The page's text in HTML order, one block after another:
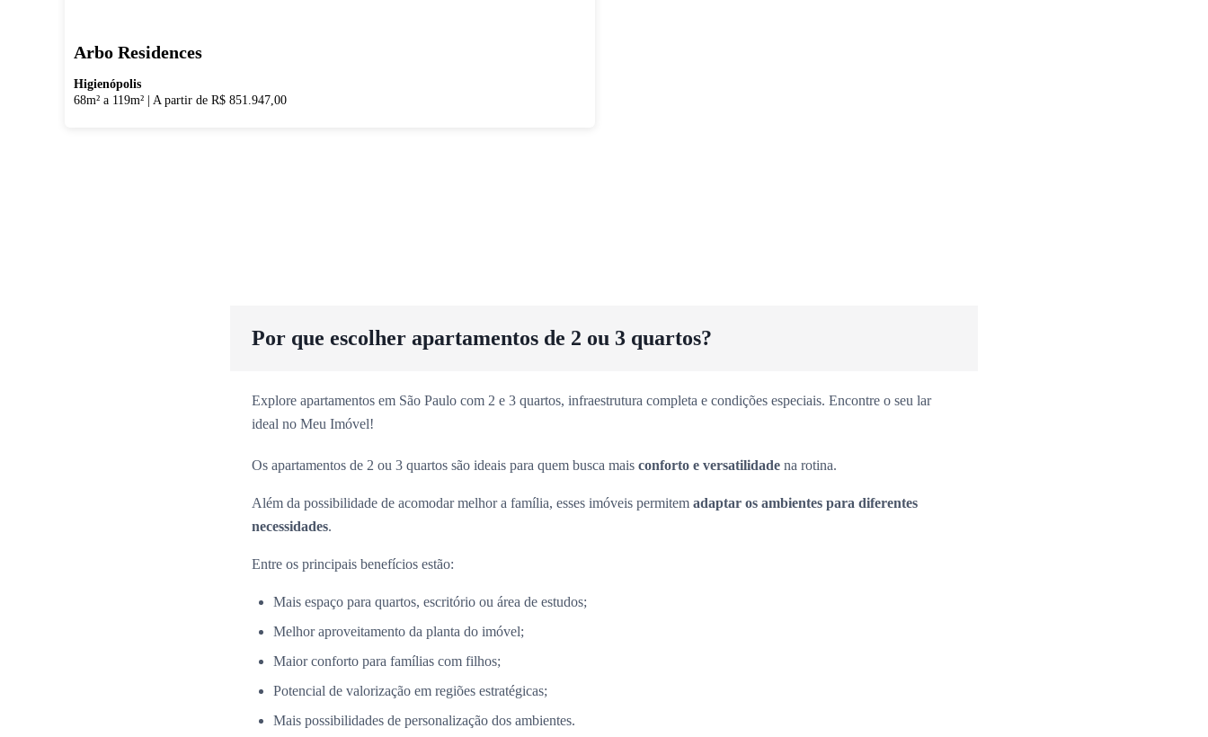
Arbo Residences
Higienópolis
68m² a 119m²
A partir de R$ 851.947,00
Por que escolher apartamentos de 2 ou 3 quartos?
Explore apartamentos em São Paulo com 2 e 3 quartos, infraestrutura completa e condições especiais. Encontre o seu lar
ideal no Meu Imóvel!
Os apartamentos de 2 ou 3 quartos são ideais para quem busca mais conforto e versatilidade na rotina.
Além da possibilidade de acomodar melhor a família, esses imóveis permitem adaptar os ambientes para diferentes
necessidades.
Entre os principais benefícios estão:
Mais espaço para quartos, escritório ou área de estudos;
Melhor aproveitamento da planta do imóvel;
Maior conforto para famílias com filhos;
Potencial de valorização em regiões estratégicas;
Mais possibilidades de personalização dos ambientes.